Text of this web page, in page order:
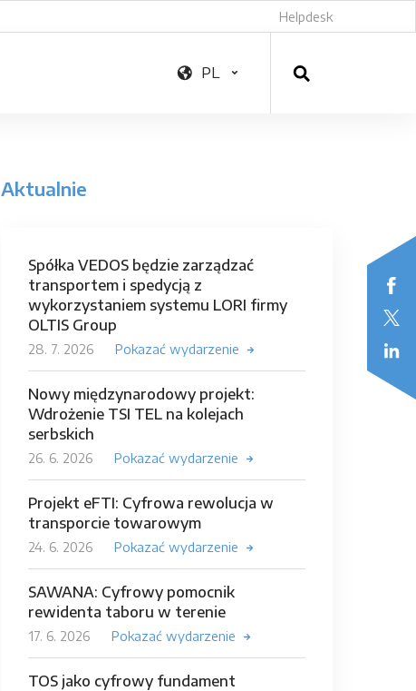
Helpdesk
PL
Aktualnie
Spółka VEDOS będzie zarządzać
transportem i spedycją z
wykorzystaniem systemu LORI firmy
OLTIS Group
28. 7. 2026 Pokazać wydarzenie
Nowy międzynarodowy projekt:
Wdrożenie TSI TEL na kolejach
serbskich
26. 6. 2026 Pokazać wydarzenie
Projekt eFTI: Cyfrowa rewolucja w
transporcie towarowym
24. 6. 2026 Pokazać wydarzenie
SAWANA: Cyfrowy pomocnik
rewidenta taboru w terenie
17. 6. 2026 Pokazać wydarzenie
TOS jako cyfrowy fundament